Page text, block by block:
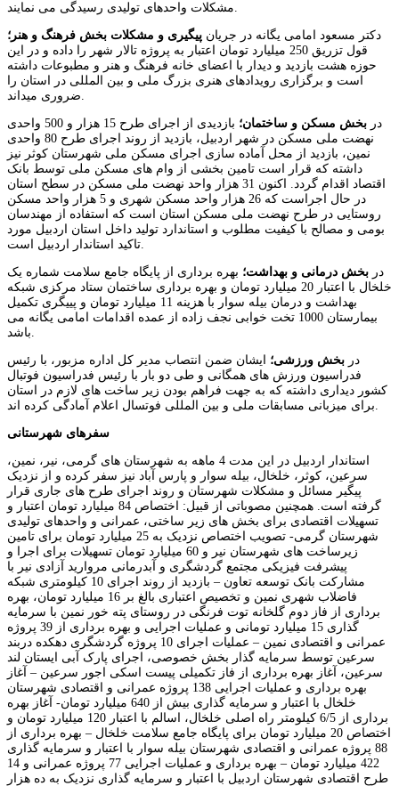
دکتر مسعود امامی یگانه در جریان پیگیری و مشکلات بخش فرهنگ و هنر؛
قول تزریق 250 میلیارد تومان اعتبار به پروژه تالار شهر را داده و در این
حوزه هشت بازدید و دیدار با اعضای خانه فرهنگ و هنر و مطبوعات داشته
است و برگزاری رویدادهای هنری بزرگ ملی و بین المللی در استان را
در بخش مسکن و ساختمان؛
بازدیدی از اجرای طرح 15 هزار و 500 واحدی
نهضت ملی مسکن در شهر اردبیل، بازدید از روند اجرای طرح 80 واحدی
نمین، بازدید از محل آماده سازی اجرای مسکن ملی شهرستان کوثر نیز
داشته که قرار است تامین بخشی از وام های مسکن ملی توسط بانک
اقتصاد اقدام گردد. اکنون 31 هزار واحد نهضت ملی مسکن در سطح استان
در حال اجراست که 26 هزار واحد مسکن شهری و 5 هزار واحد مسکن
روستایی در طرح نهضت ملی مسکن استان است که استفاده از مهندسان
بومی و مصالح با کیفیت مطلوب و استاندارد تولید داخل استان اردبیل مورد
در بخش درمانی و بهداشت؛ بهره برداری از پایگاه جامع سلامت شماره یک
خلخال با اعتبار 20 میلیارد تومان و بهره برداری ساختمان ستاد مرکزی شبکه
بهداشت و درمان بیله سوار با هزینه 11 میلیارد تومان و پییگری تکمیل
بیمارستان 1000 تخت خوابی نجف زاده از عمده اقدامات امامی یگانه می
در بخش ورزشی؛ ایشان ضمن انتصاب مدیر کل اداره مزبور، با رئیس
فدراسیون ورزش های همگانی و طی دو بار با رئیس فدراسیون فوتبال
کشور دیداری داشته که به جهت فراهم بودن زیر ساخت های لازم در استان
سفرهای شهرستانی
استاندار اردبیل در این مدت 4 ماهه به شهرستان های گرمی، نیر، نمین،
سرعین، کوثر، خلخال، بیله سوار و پارس آباد نیز سفر کرده و از نزدیک
پیگیر مسائل و مشکلات شهرستان و روند اجرای طرح های جاری قرار
گرفته است. همچنین مصوباتی از قبیل: اختصاص 84 میلیارد تومان اعتبار و
تسهیلات اقتصادی برای بخش های زیر ساختی، عمرانی و واحدهای تولیدی
شهرستان گرمی- تصویب اختصاص نزدیک به 25 میلیارد تومان برای تامین
زیرساخت های شهرستان نیر و 60 میلیارد تومان تسهیلات برای اجرا و
پیشرفت فیزیکی مجتمع گردشگری و آبدرمانی مروارید آزادی نیر با
مشارکت بانک توسعه تعاون – بازدید از روند اجرای 10 کیلومتری شبکه
فاضلاب شهری نمین و تخصیص اعتباری بالغ بر 16 میلیارد تومان، بهره
برداری از فاز دوم گلخانه توت فرنگی در روستای پته خور نمین با سرمایه
گذاری 15 میلیارد تومانی و عملیات اجرایی و بهره برداری از 39 پروژه
عمرانی و اقتصادی نمین – عملیات اجرای 10 پروژه گردشگری دهکده دربند
سرعین توسط سرمایه گذار بخش خصوصی، اجرای پارک آبی ایستان لند
سرعین، آغاز بهره برداری از فاز تکمیلی پیست اسکی اجور سرعین – آغاز
بهره برداری و عملیات اجرایی 138 پروژه عمرانی و اقتصادی شهرستان
خلخال با اعتبار و سرمایه گذاری بیش از 640 میلیارد تومان- آغاز بهره
برداری از 6/5 کیلومتر راه اصلی خلخال، اسالم با اعتبار 120 میلیارد تومان و
اختصاص 20 میلیارد تومان برای پایگاه جامع سلامت خلخال – بهره برداری از
88 پروژه عمرانی و اقتصادی شهرستان بیله سوار با اعتبار و سرمایه گذاری
422 میلیارد تومان – بهره برداری و عملیات اجرایی 77 پروژه عمرانی و 14
طرح اقتصادی شهرستان اردبیل با اعتبار و سرمایه گذاری نزدیک به ده هزار